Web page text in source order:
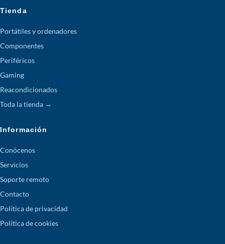
Tienda
Portátiles y ordenadores
Componentes
Periféricos
Gaming
Reacondicionados
Toda la tienda →
Información
Conócenos
Servicios
Soporte remoto
Contacto
Política de privacidad
Política de cookies